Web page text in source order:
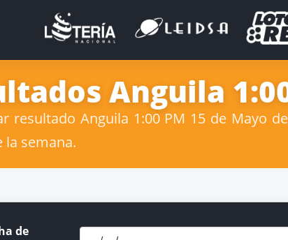
Anguila
resultado Anguila 1:00 PM 15 de Mayo
la semana.
de